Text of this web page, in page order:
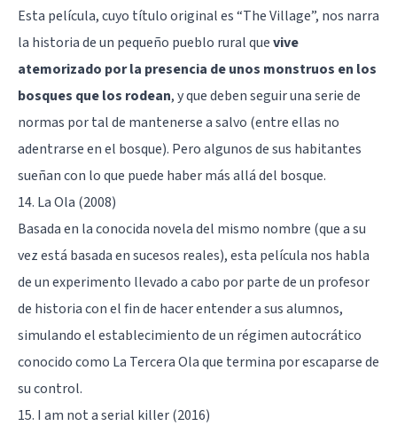
Esta película, cuyo título original es “The Village”, nos narra
la historia de un pequeño pueblo rural quevive
atemorizado por la presencia de unos monstruos en los
bosques que los rodean, y que deben seguir una serie de
normas por tal de mantenerse a salvo (entre ellas no
adentrarse en el bosque). Pero algunos de sus habitantes
sueñan con lo que puede haber más allá del bosque.
14. La Ola (2008)
Basada en la conocida novela del mismo nombre (que a su
vez está basada en sucesos reales), esta película nos habla
de un experimento llevado a cabo por parte de un profesor
de historia con el fin de hacer entender a sus alumnos,
simulando el establecimiento de un régimen autocrático
conocido como La Tercera Ola que termina por escaparse de
su control.
15. I am not a serial killer (2016)